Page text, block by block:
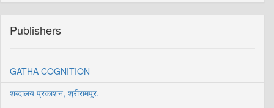
Publishers
GATHA COGNITION
शब्दालय प्रकाशन, श्रीरामपूर.